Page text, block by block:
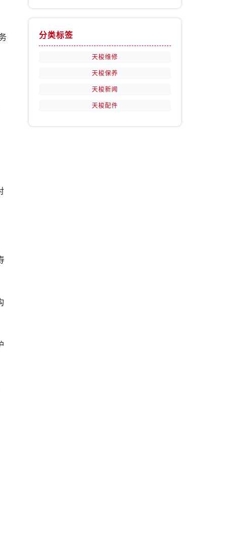
预约）
分类标签
天梭维修
天梭保养
天梭新闻
天梭配件